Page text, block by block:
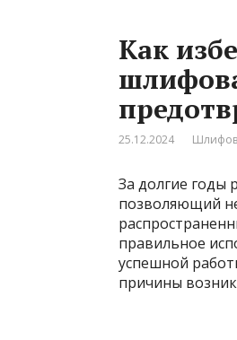
Как
25.12.2024
За долгие годы
позволяющий
правильное
успешной
причины